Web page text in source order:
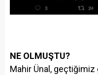
NE OLMUŞTU?
Mahir Ünal,